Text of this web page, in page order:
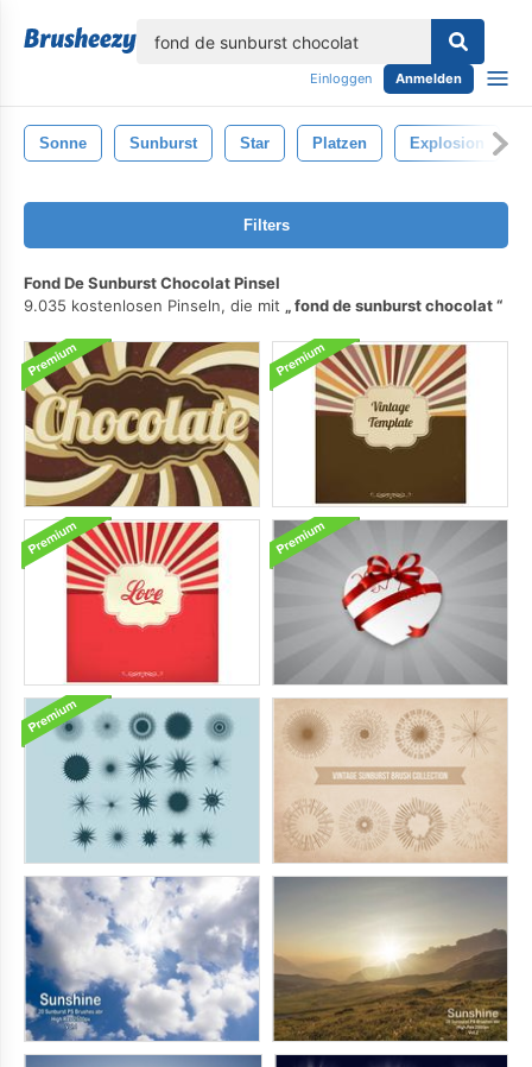
Einloggen Anmelden
Sonne Sunburst Star Platzen Explosion
Filters
Fond De Sunburst Chocolat Pinsel
9.035 kostenlosen Pinseln, die mit
fond de sunburst chocolat